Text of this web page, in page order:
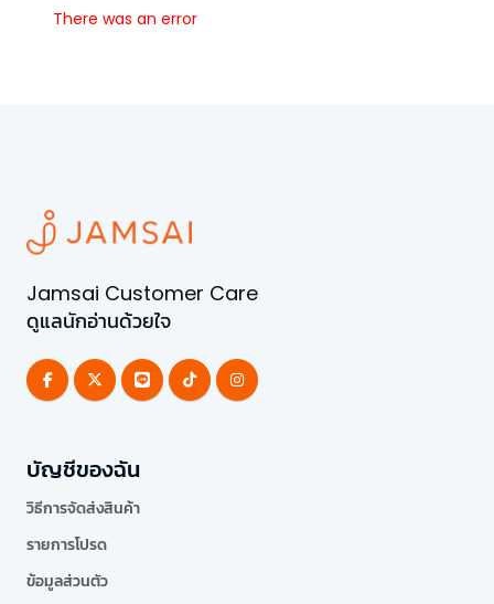
There was an error
Jamsai Customer Care
ดูแลนักอ่านด้วยใจ
บัญชีของฉัน
วิธีการจัดส่งสินค้า
รายการโปรด
ข้อมูลส่วนตัว